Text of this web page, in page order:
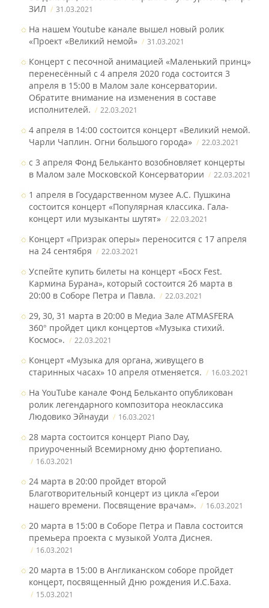
ЗИЛ
31.03.2021
На нашем Youtube канале вышел новый ролик
«Проект «Великий немой»
31.03.2021
Концерт с песочной анимацией «Маленький принц»
перенесённый с 4 апреля 2020 года состоится 3
апреля в 15:00 в Малом зале консерватории.
Обратите внимание на изменения в составе
исполнителей.
22.03.2021
4 апреля в 14:00 состоится концерт «Великий немой.
Чарли Чаплин. Огни большого города»
22.03.2021
с 3 апреля Фонд Бельканто возобновляет концерты
в Малом зале Московской Консерватории
22.03.2021
1 апреля в Государственном музее А.С. Пушкина
состоится концерт «Популярная классика. Гала-
концерт или музыканты шутят»
22.03.2021
Концерт «Призрак оперы» переносится с 17 апреля
на 24 сентября
22.03.2021
Успейте купить билеты на концерт «Босх Fest.
Кармина Бурана», который состоится 26 марта в
20:00 в Соборе Петра и Павла.
22.03.2021
29, 30, 31 марта в 20:00 в Медиа Зале ATMASFERA
360° пройдет цикл концертов «Музыка стихий.
Космос».
22.03.2021
Концерт «Музыка для органа, живущего в
старинных часах» 10 апреля отменяется.
16.03.2021
На YouTube канале Фонд Бельканто опубликован
ролик легендарного композитора неоклассика
Людовико Эйнауди
16.03.2021
28 марта состоится концерт Piano Day,
приуроченный Всемирному дню фортепиано.
16.03.2021
24 марта в 20:00 пройдет второй
Благотворительный концерт из цикла «Герои
нашего времени. Посвящение врачам».
16.03.2021
20 марта в 15:00 в Соборе Петра и Павла состоится
премьера проекта с музыкой Уолта Диснея.
16.03.2021
20 марта в 15:00 в Англиканском соборе пройдет
концерт, посвященный Дню рождения И.С.Баха.
15.03.2021